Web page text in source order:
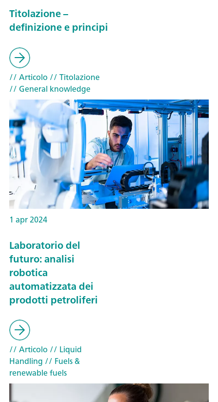
Titolazione –
definizione e principi
// Articolo // Titolazione
// General knowledge
1 apr 2024
Laboratorio del
futuro: analisi
robotica
automatizzata dei
prodotti petroliferi
// Articolo // Liquid
Handling // Fuels &
renewable fuels